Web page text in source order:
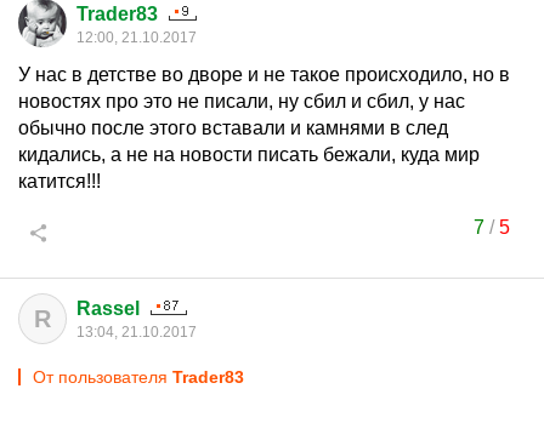
Trader83
12:00, 21.10.2017
У нас в детстве во дворе и не такое происходило, но в
новостях про это не писали, ну сбил и сбил, у нас
обычно после этого вставали и камнями в след
кидались, а не на новости писать бежали, куда мир
катится!!!
7/5
R Rassel
13:04, 21.10.2017
От пользователя Trader83